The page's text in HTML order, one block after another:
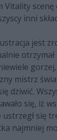
Vitality
inni
jest
otrzymał
mistrz
dziwić.
się, iż
ustrzegł się
najmniej